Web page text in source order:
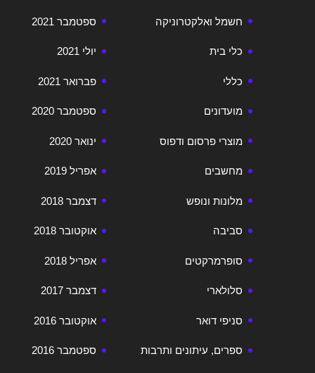
ספטמבר 2021
יולי 2021
פברואר 2021
ספטמבר 2020
ינואר 2020
אפריל 2019
דצמבר 2018
אוקטובר 2018
אפריל 2018
דצמבר 2017
אוקטובר 2016
ספטמבר 2016
חשמל ואלקטרוניקה
כלי בית
כללי
מועדונים
מוצרי פרסום ודפוס
מחשבים
מלונות ונופש
סביבה
סופרמרקטים
סלולארי
סניפי דואר
ספרים, עיתונים ותרבות